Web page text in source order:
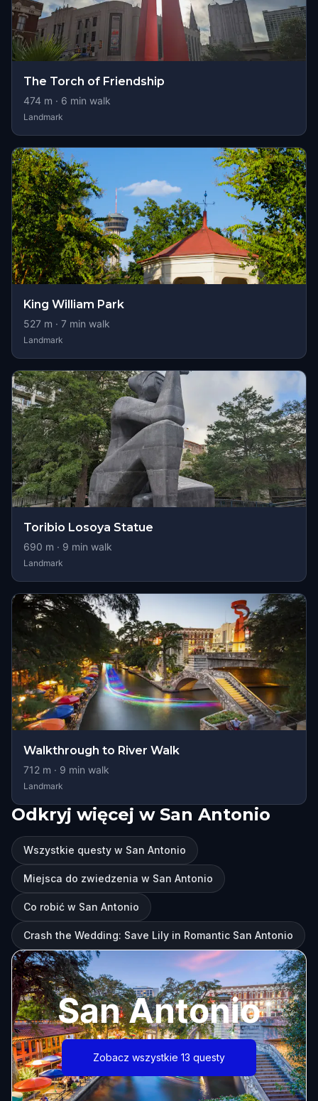
The Torch of Friendship
474 m · 6 min walk
Landmark
King William Park
527 m · 7 min walk
Landmark
Toribio Losoya Statue
690 m · 9 min walk
Landmark
Walkthrough to River Walk
712 m · 9 min walk
Landmark
Odkryj więcej w San Antonio
Wszystkie questy w San Antonio
Miejsca do zwiedzenia w San Antonio
Co robić w San Antonio
Crash the Wedding: Save Lily in Romantic San Antonio
San Antonio
Zobacz wszystkie 13 questy